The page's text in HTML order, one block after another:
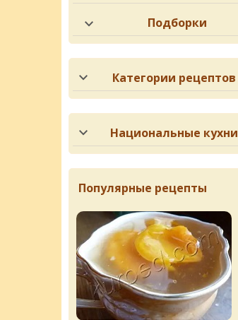
Подборки
Категории рецептов
Национальные кухни
Популярные рецепты